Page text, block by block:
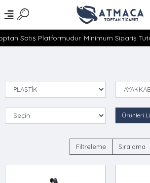
Satış Platformudur. Minimum Sipariş
Ürünleri
Filtreleme Sıralama